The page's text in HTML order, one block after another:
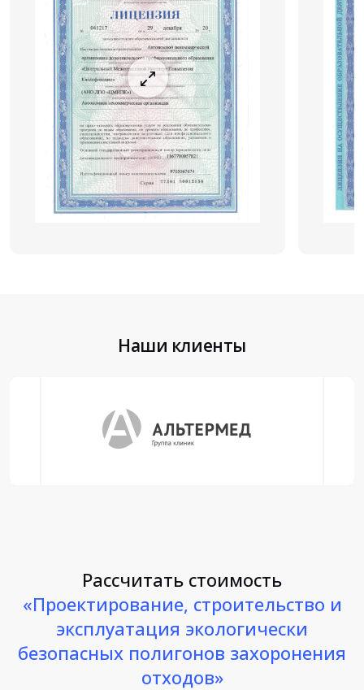
Наши клиенты
Рассчитать стоимость
«Проектирование, строительство и
эксплуатация экологически
безопасных полигонов захоронения
отходов»